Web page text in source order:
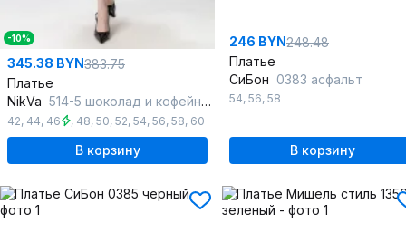
-10%
345.38 BYN383.75
Платье
NikVa 514-5 шоколад и кофейный леопард
42, 44, 46 , 48, 50, 52, 54, 56, 58, 60
В корзину
246 BYN248.48
Платье
СиБон 0383 асфальт
54, 56, 58
В корзину